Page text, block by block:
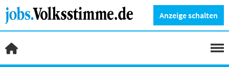
Anzeige schalten